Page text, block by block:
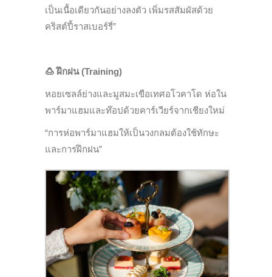
เป็นเนื้อเดียวกันอย่างลงตัว เพิ่มรสสัมผัสด้วย
คริสต์ปี้ราสเบอร์รี่”
🍮ฝึกฝน (Training)
หอยเซลล์ย่างและมูสมะเขือเทศอโวคาโด ห่อใน
พาร์มาแฮมและท๊อปด้วยคาร์เวียร์จากเชียงใหม่
“การห่อพาร์มาแฮมให้เป็นวงกลมต้องใช้ทักษะ
และการฝึกฝน”